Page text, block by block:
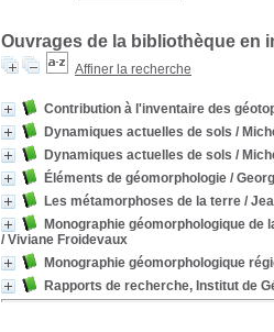
Ouvrages de la bibliothèque en
Affiner la recherche
Contribution à l'inventaire des
Dynamiques actuelles de sols /
Dynamiques actuelles de sols /
Éléments de géomorphologie /
Les métamorphoses de la terre /
Monographie géomorphologique de
/ Viviane Froidevaux
Monographie géomorphologique
Rapports de recherche, Institut de